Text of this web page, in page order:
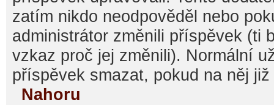
zatím nikdo neodpověděl nebo
administrátor změnili příspěvek (ti
vzkaz proč jej změnili). Normální
příspěvek smazat, pokud na něj
Nahoru